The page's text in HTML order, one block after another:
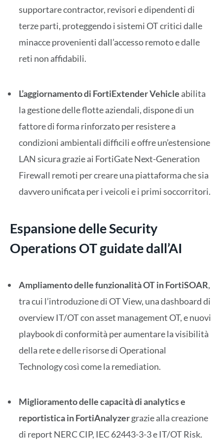
supportare contractor, revisori e dipendenti di
terze parti, proteggendo i sistemi OT critici dalle
minacce provenienti dall’accesso remoto e dalle
reti non affidabili.
L’aggiornamento di FortiExtender Vehicle abilita
la gestione delle flotte aziendali, dispone di un
fattore di forma rinforzato per resistere a
condizioni ambientali difficili e offre un’estensione
LAN sicura grazie ai FortiGate Next-Generation
Firewall remoti per creare una piattaforma che sia
davvero unificata per i veicoli e i primi soccorritori.
Espansione delle Security
Operations OT guidate dall’AI
Ampliamento delle funzionalità OT inFortiSOAR,
tra cui l’introduzione di OT View, una dashboard di
overview IT/OT con asset management OT, e nuovi
playbook di conformità per aumentare la visibilità
della rete e delle risorse di Operational
Technology così come la remediation.
Miglioramento delle capacità di analytics e
reportistica inFortiAnalyzergrazie alla creazione
di report NERC CIP, IEC 62443-3-3 e IT/OT Risk.